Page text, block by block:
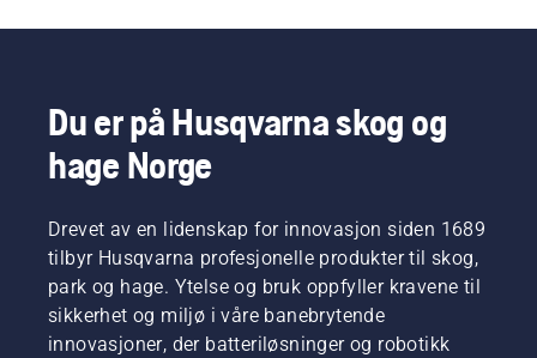
Du er på Husqvarna skog og
hage Norge
Drevet av en lidenskap for innovasjon siden 1689
tilbyr Husqvarna profesjonelle produkter til skog,
park og hage. Ytelse og bruk oppfyller kravene til
sikkerhet og miljø i våre banebrytende
innovasjoner, der batteriløsninger og robotikk